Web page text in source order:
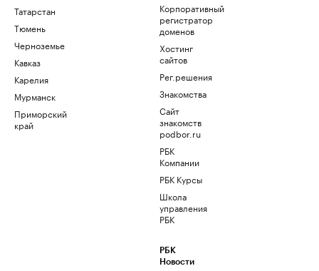
Татарстан
Тюмень
Черноземье
Кавказ
Карелия
Мурманск
Приморский
край
Корпоративный
регистратор
доменов
Хостинг
сайтов
Рег.решения
Знакомства
Сайт
знакомств
podbor.ru
РБК
Компании
РБК Курсы
Школа
управления
РБК
РБК
Новости